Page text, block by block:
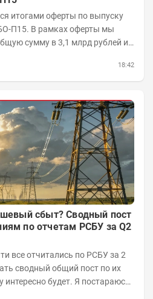
П15. В рамках оферты мы
сумму в 3,1 млрд рублей из
18:42
сбыт? Сводный пост
по отчетам РСБУ за Q2
все отчитались по РСБУ за 2
сводный общий пост по их
будет. Я постараюсь